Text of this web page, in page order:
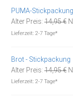
PUMA-Stickpackung
Alter Preis: 14,95€
Lieferzeit: 2-7 Tage*
Brot - Stickpackung
Alter Preis: 14,95€
Lieferzeit: 2-7 Tage*